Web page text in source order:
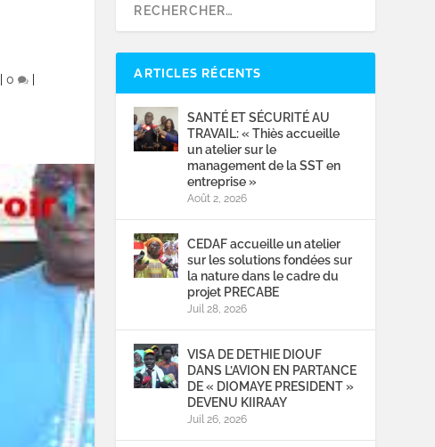
0 | ARTICLES RÉCENTS
SANTÉ ET SÉCURITÉ AU
TRAVAIL: « Thiès accueille
un atelier sur le
management de la SST en
entreprise »
Août 2, 2026
CEDAF accueille un atelier
sur les solutions fondées sur
la nature dans le cadre du
projet PRECABE
Juil 28, 2026
VISA DE DETHIE DIOUF
DANS L’AVION EN PARTANCE
DE « DIOMAYE PRESIDENT »
DEVENU KIIRAAY
Juil 26, 2026